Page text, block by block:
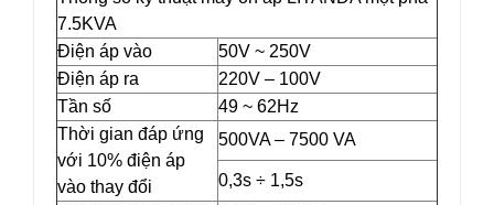
7.5KVA
Điện áp vào
50V ~ 250V
Điện áp ra
220V – 100V
Tần số
49 ~ 62Hz
Thời gian đáp ứng
với 10% điện áp
vào thay đổi
500VA – 7500 VA
0,3s ÷ 1,5s